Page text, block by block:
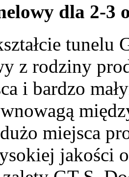
dla 2-3
tunelu
z rodziny
i bardzo
miejsca
jakości